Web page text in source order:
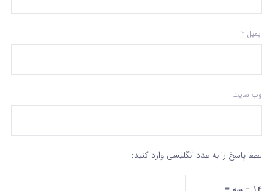
ایمیل *
وب‌ سایت
لطفا پاسخ را به عدد انگلیسی وارد کنید: